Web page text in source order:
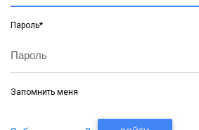
Пароль*
Запомнить меня